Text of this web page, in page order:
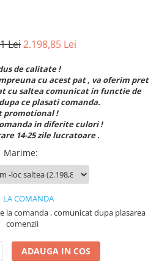
Lei2.198,85 Lei
de calitate !
cu acest pat , va oferim pret
cu saltea comunicat in functie de
ce plasati comanda.
promotional !
in diferite culori !
14-25 zile lucratoare .
Marime:
LA COMANDA
la comanda , comunicat dupa plasarea
comenzii
ADAUGA IN COS